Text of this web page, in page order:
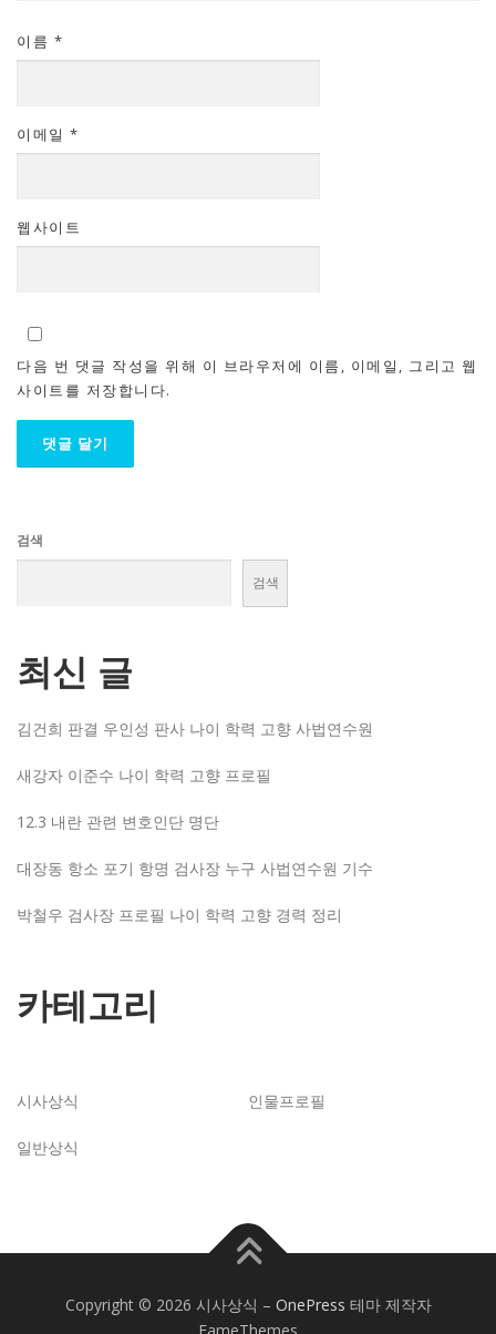
이름 *
이메일 *
웹사이트
다음 번 댓글 작성을 위해 이 브라우저에 이름, 이메일, 그리고 웹
사이트를 저장합니다.
검색
검색
최신 글
김건희 판결 우인성 판사 나이 학력 고향 사법연수원
새강자 이준수 나이 학력 고향 프로필
12.3 내란 관련 변호인단 명단
대장동 항소 포기 항명 검사장 누구 사법연수원 기수
박철우 검사장 프로필 나이 학력 고향 경력 정리
카테고리
시사상식 인물프로필
일반상식
Copyright © 2026 시사상식 – OnePress 테마 제작자